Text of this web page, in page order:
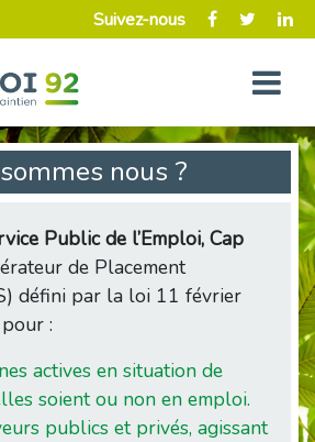
Suivez-nous
nous ?
Public de l’Emploi, Cap
de Placement
défini par la loi 11 février
:
actives en situation de
soient ou non en emploi.
publics et privés, agissant